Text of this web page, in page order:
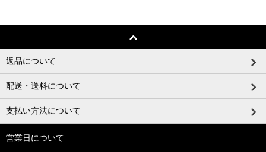
返品について
配送・送料について
支払い方法について
営業日について